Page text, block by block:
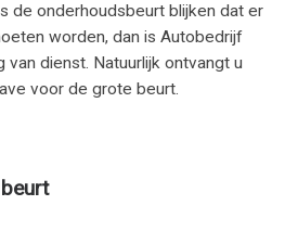
de onderhoudsbeurt blijken dat er
worden, dan is Autobedrijf
van dienst. Natuurlijk ontvangt u
voor de grote beurt.